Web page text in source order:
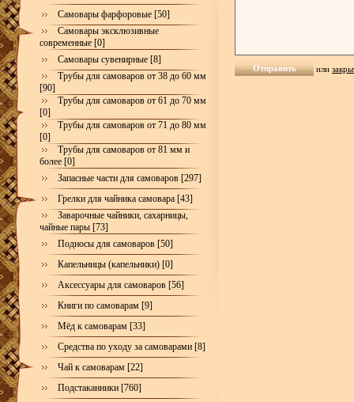
Самовары фарфоровые [50]
Самовары эксклюзивные
современные [0]
Самовары сувенирные [8]
Трубы для самоваров от 38 до 60 мм
[90]
Трубы для самоваров от 61 до 70 мм
[0]
Трубы для самоваров от 71 до 80 мм
[0]
Трубы для самоваров от 81 мм и
более [0]
Запасные части для самоваров [297]
Грелки для чайника самовара [43]
Заварочные чайники, сахарницы,
чайные пары [73]
Подносы для самоваров [50]
Капельницы (капельники) [0]
Аксессуары для самоваров [56]
Книги по самоварам [9]
Мёд к самоварам [33]
Средства по уходу за самоварами [8]
Чай к самоварам [22]
Подстаканники [760]
или